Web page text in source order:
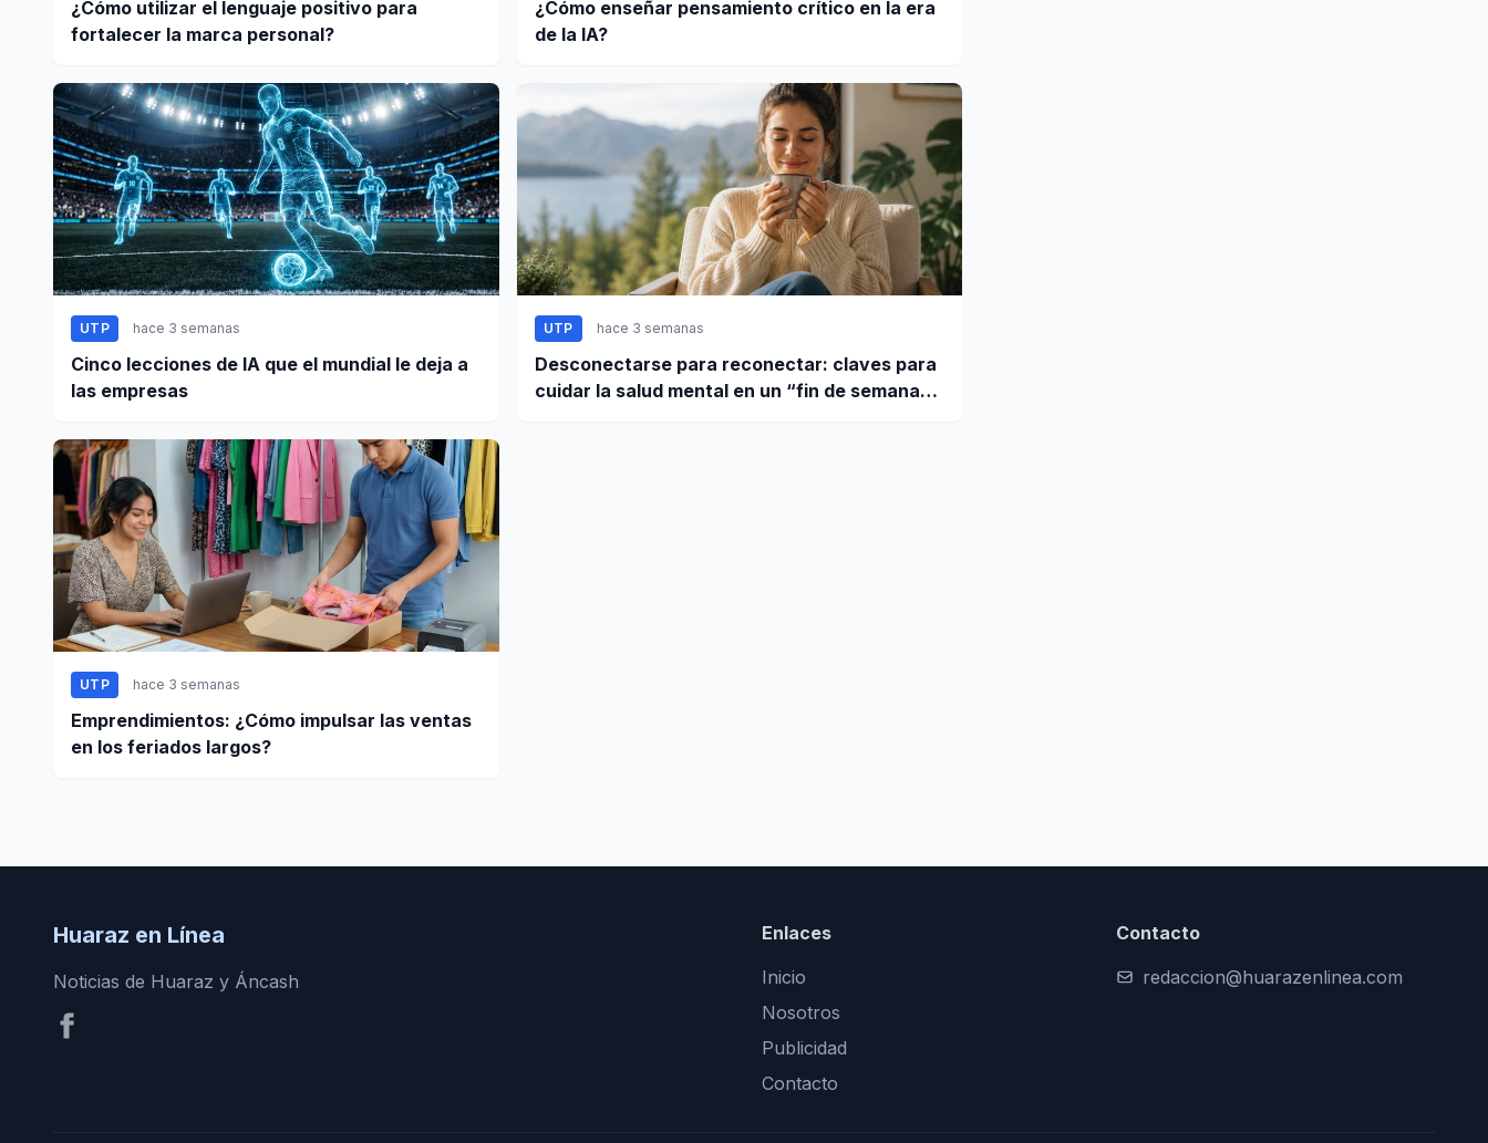
¿Cómo utilizar el lenguaje positivo para
fortalecer la marca personal?
¿Cómo enseñar pensamiento crítico en la era
de la IA?
UTP hace 3 semanas
Cinco lecciones de IA que el mundial le deja a
las empresas
UTP hace 3 semanas
Desconectarse para reconectar: claves para
cuidar la salud mental en un “fin de semana
UTP hace 3 semanas
Emprendimientos: ¿Cómo impulsar las ventas
en los feriados largos?
Huaraz en Línea
Noticias de Huaraz y Áncash
Enlaces
Inicio
Nosotros
Publicidad
Contacto
Contacto
redaccion@huarazenlinea.com